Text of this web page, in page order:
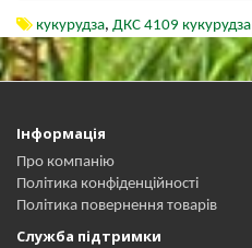
кукурудза, ДКС 4109 кукурудза
Інформація
Про компанію
Політика конфіденційності
Політика повернення товарів
Служба підтримки